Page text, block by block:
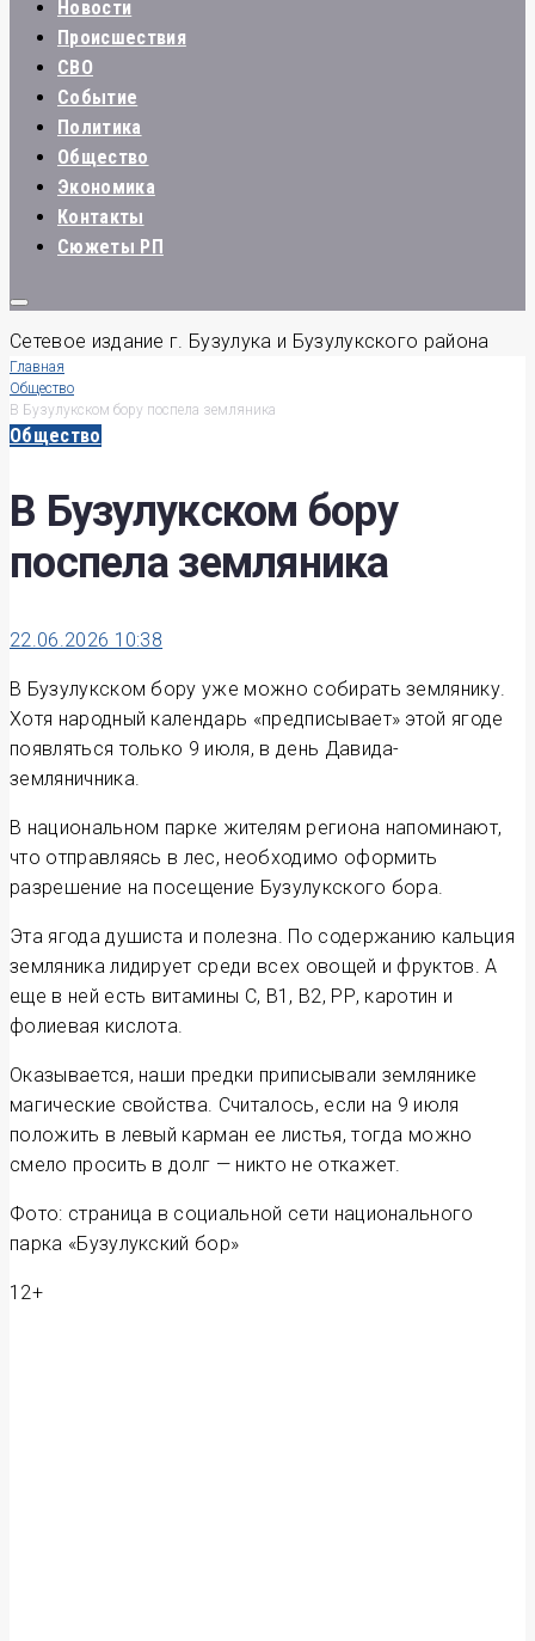
Новости
Происшествия
СВО
Событие
Политика
Общество
Экономика
Контакты
Сюжеты РП
Сетевое издание г. Бузулука и Бузулукского района
Главная
Общество
В Бузулукском бору поспела земляника
Общество
В Бузулукском бору
поспела земляника
22.06.2026 10:38
В Бузулукском бору уже можно собирать землянику.
Хотя народный календарь «предписывает» этой ягоде
появляться только 9 июля, в день Давида-
земляничника.
В национальном парке жителям региона напоминают,
что отправляясь в лес, необходимо оформить
разрешение на посещение Бузулукского бора.
Эта ягода душиста и полезна. По содержанию кальция
земляника лидирует среди всех овощей и фруктов. А
еще в ней есть витамины С, В1, В2, РР, каротин и
фолиевая кислота.
Оказывается, наши предки приписывали землянике
магические свойства. Считалось, если на 9 июля
положить в левый карман ее листья, тогда можно
смело просить в долг — никто не откажет.
Фото: страница в социальной сети национального
парка «Бузулукский бор»
12+